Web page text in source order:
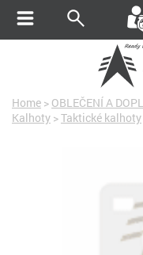
Home > OBLEČENÍ A
Kalhoty >Taktické kalhoty